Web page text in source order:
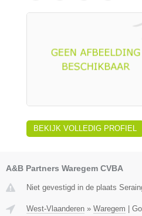
BEKIJK VOLLEDIG PROFIEL
A&B Partners Waregem CVBA
Niet gevestigd in de plaats
West-Vlaanderen » Waregem